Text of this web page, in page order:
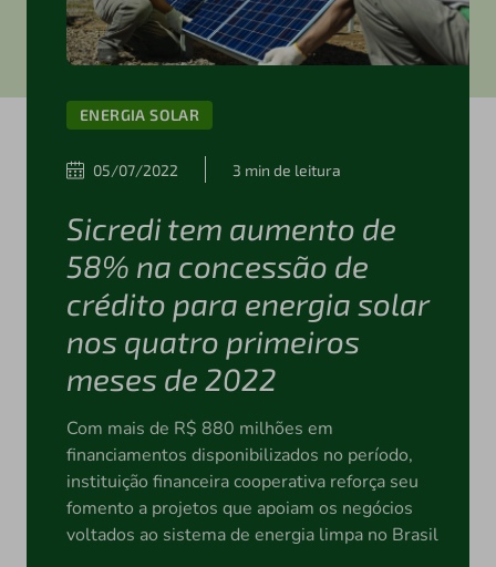
ENERGIA SOLAR
05/07/2022 3 min de leitura
Sicredi tem aumento de
58% na concessão de
crédito para energia solar
nos quatro primeiros
meses de 2022
Com mais de R$ 880 milhões em
financiamentos disponibilizados no período,
instituição financeira cooperativa reforça seu
fomento a projetos que apoiam os negócios
voltados ao sistema de energia limpa no Brasil